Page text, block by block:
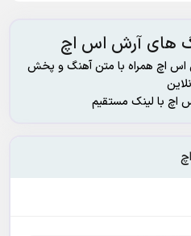
اس اچ
اس اچ همراه با متن آهنگ و پخش
اچ با لینک مستقیم